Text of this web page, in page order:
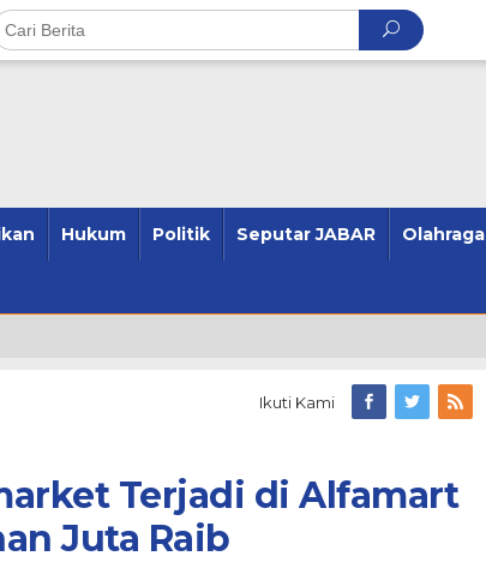
Hukum Politik Seputar JABAR Olahraga
Ikuti Kami
Terjadi di Alfamart
Juta Raib